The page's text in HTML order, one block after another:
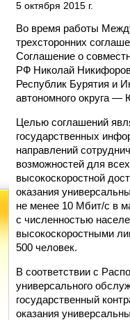
5 октября 2015 г.
Во время работы
трехсторонних
Соглашение о
РФ Николай
Республик Бурятия и
автономного округа —
Целью соглашений
государственных
направлений
возможностей для
высокоскоростной
оказания
не менее 10 Мбит/с в
с численностью
высокоскоростными
500 человек.
В соответствии с
универсального
государственный
оказания